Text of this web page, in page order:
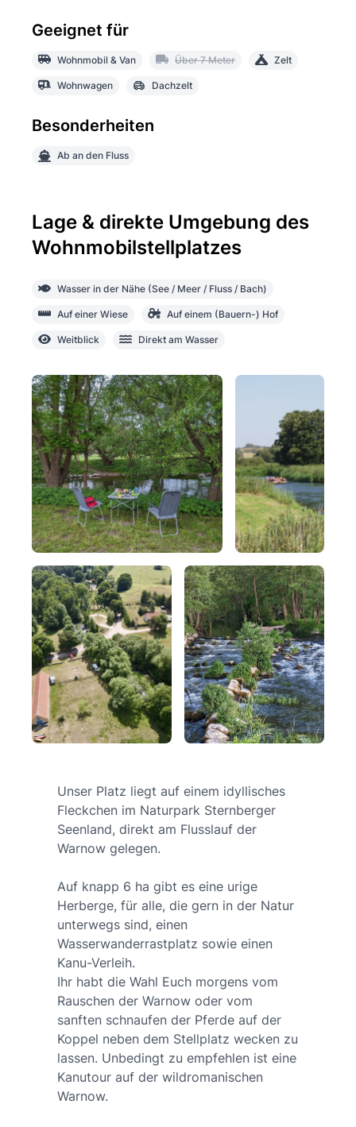
Geeignet für
Wohnmobil & Van Über 7 Meter Zelt
Wohnwagen Dachzelt
Besonderheiten
Ab an den Fluss
Lage & direkte Umgebung des
Wohnmobilstellplatzes
Wasser in der Nähe (See / Meer / Fluss / Bach)
Auf einer Wiese Auf einem (Bauern-) Hof
Weitblick Direkt am Wasser
Unser Platz liegt auf einem idyllisches
Fleckchen im Naturpark Sternberger
Seenland, direkt am Flusslauf der
Warnow gelegen.
Auf knapp 6 ha gibt es eine urige
Herberge, für alle, die gern in der Natur
unterwegs sind, einen
Wasserwanderrastplatz sowie einen
Kanu-Verleih.
Ihr habt die Wahl Euch morgens vom
Rauschen der Warnow oder vom
sanften schnaufen der Pferde auf der
Koppel neben dem Stellplatz wecken zu
lassen. Unbedingt zu empfehlen ist eine
Kanutour auf der wildromanischen
Warnow.